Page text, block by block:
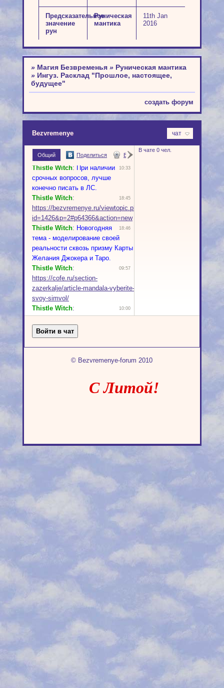
Предсказательное
значение
рун
Руническая
мантика
11th Jan
2016
» Магия Безвременья » Руническая мантика
» Ингуз. Расклад "Прошлое, настоящее,
будущее"
создать форум
© Bezvremenye-forum 2010
С Литой!